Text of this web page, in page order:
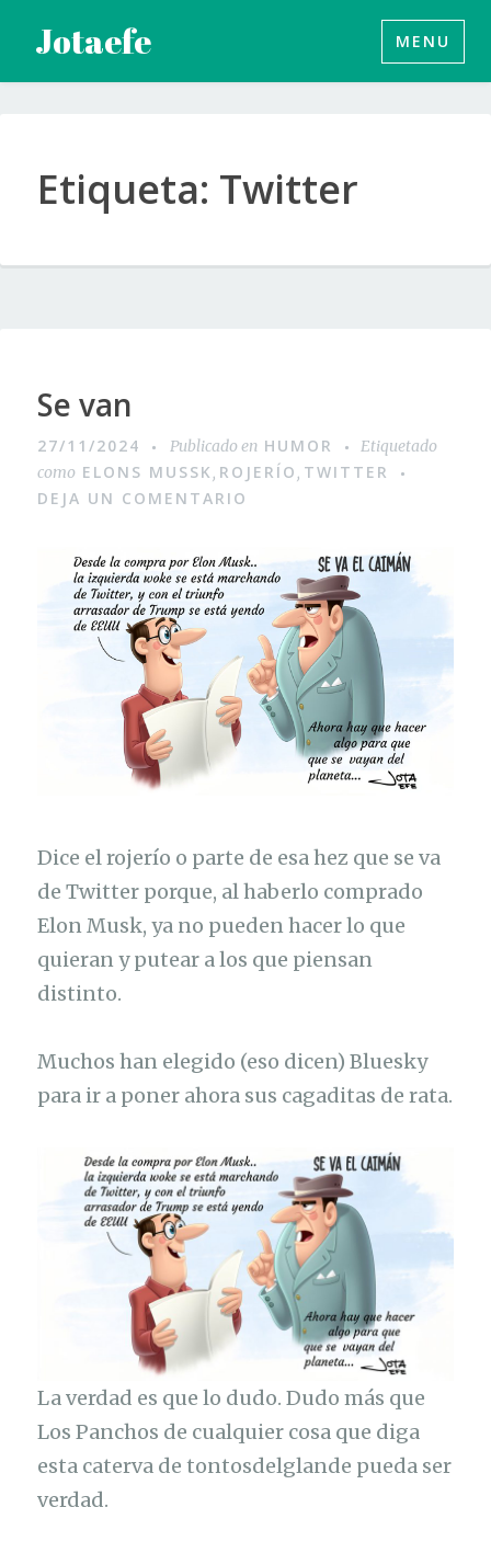
contenido
Jotaefe MENU
Etiqueta: Twitter
Se van
27/11/2024 Publicado en HUMOR
Etiquetado
como ELONS MUSSK, ROJERÍO, TWITTER
DEJA UN COMENTARIO
Dice el rojerío o parte de esa hez que se va
de Twitter porque, al haberlo comprado
Elon Musk, ya no pueden hacer lo que
quieran y putear a los que piensan
distinto.
Muchos han elegido (eso dicen) Bluesky
para ir a poner ahora sus cagaditas de rata.
La verdad es que lo dudo. Dudo más que
Los Panchos de cualquier cosa que diga
esta caterva de tontosdelglande pueda ser
verdad.